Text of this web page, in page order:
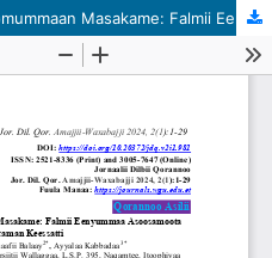
Sabboonummaa Sansaka Oromummaan Masakame: Falmii Eenyummaa Asoosamoota Oromoo Filataman Keessatti